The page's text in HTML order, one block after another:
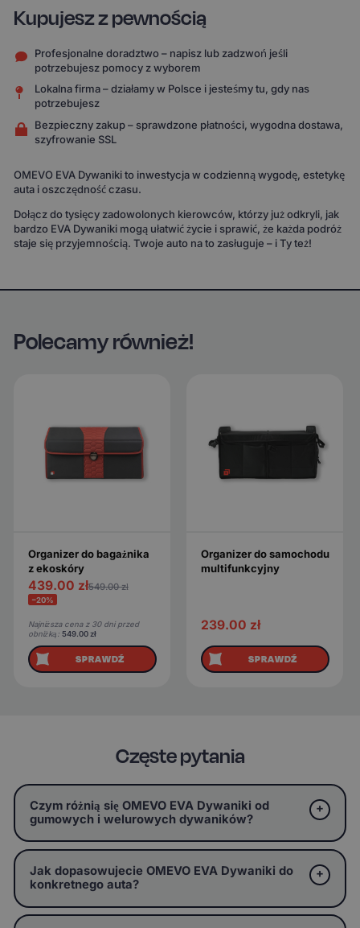
Kupujesz z pewnością
Profesjonalne doradztwo – napisz lub zadzwoń jeśli
potrzebujesz pomocy z wyborem
Lokalna firma – działamy w Polsce i jesteśmy tu, gdy nas
potrzebujesz
Bezpieczny zakup – sprawdzone płatności, wygodna dostawa,
szyfrowanie SSL
OMEVO EVA Dywaniki to inwestycja w codzienną wygodę, estetykę
auta i oszczędność czasu.
Dołącz do tysięcy zadowolonych kierowców, którzy już odkryli, jak
bardzo EVA Dywaniki mogą ułatwić życie i sprawić, że każda podróż
staje się przyjemnością. Twoje auto na to zasługuje – i Ty też!
Polecamy również!
Organizer do bagażnika
z ekoskóry
439.00 zł549.00zł
−20%
Najniższa cena z 30 dni przed
obniżką: 549.00zł
SPRAWDŹ
Organizer do samochodu
multifunkcyjny
239.00 zł
SPRAWDŹ
Częste pytania
Czym różnią się OMEVO EVA Dywaniki od
gumowych i welurowych dywaników?
Jak dopasowujecie OMEVO EVA Dywaniki do
konkretnego auta?